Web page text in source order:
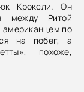
Кроксли. Он
между Ритой
американцем по
на побег, а
похоже,
их тела,